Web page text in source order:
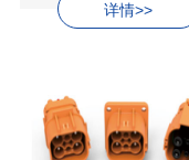
详情>>